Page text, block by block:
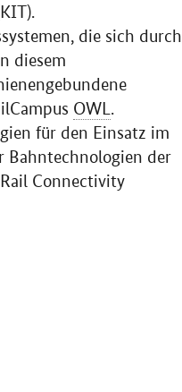
die sich durch
diesem
OWL.
für den Einsatz im
Bahntechnologien der
Connectivity